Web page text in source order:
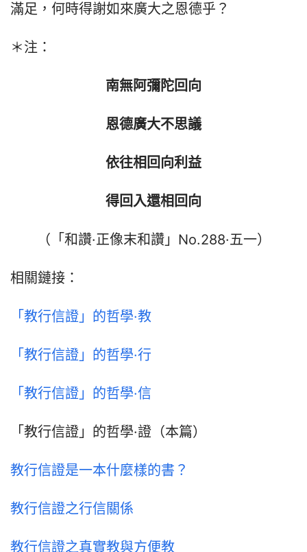
滿足，何時得謝如來廣大之恩德乎？
＊注：
南無阿彌陀回向
恩德廣大不思議
依往相回向利益
得回入還相回向
（「和讚·正像末和讚」No.288·五一）
相關鏈接：
「教行信證」的哲學·教
「教行信證」的哲學·行
「教行信證」的哲學·信
「教行信證」的哲學·證（本篇）
教行信證是一本什麼樣的書？
教行信證之行信關係
教行信證之真實教與方便教